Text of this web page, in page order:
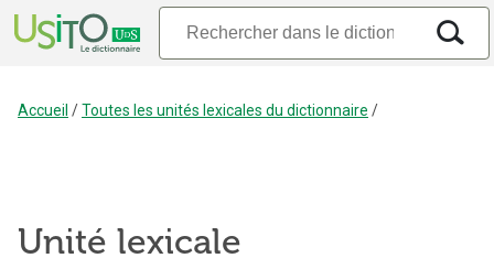
Accueil /Toutes les unités lexicales du dictionnaire /
Unité lexicale